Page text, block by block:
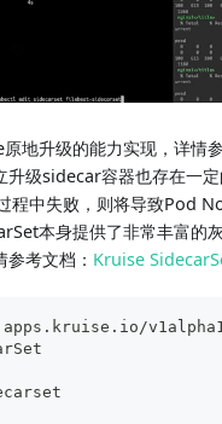
地升级的能力实现，详情
升级sidecar容器也存在一
程中失败，则将导致Pod
本身提供了非常丰富的
考文档： Kruise
apps.kruise.io/v1alpha1